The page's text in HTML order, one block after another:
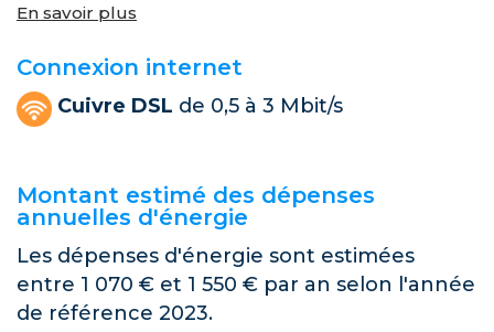
En savoir plus
Connexion internet
Cuivre DSL de 0,5 à 3 Mbit/s
Montant estimé des dépenses
annuelles d'énergie
Les dépenses d'énergie sont estimées
entre 1 070 € et 1 550 € par an selon l'année
de référence 2023.